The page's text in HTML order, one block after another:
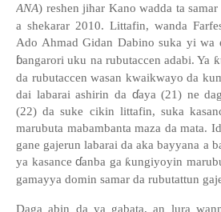
ANA) reshen jihar Kano wadda ta
a shekarar 2010. Littafin, wanda
Ado Ahmad Gidan Dabino suka yi wa
ɓangarori uku na rubutaccen adabi. Ya ƙ
da rubutaccen wasan kwaikwayo da
dai labarai ashirin da ɗaya (21) ne
(22) da suke cikin littafin, suka
marubuta mabambanta maza da mata.
gane gajerun labarai da aka bayyana a
ya kasanceɗanba ga ƙungiyoyin
gamayya domin samar da rubutattun
Daga abin da ya gabata, an lura